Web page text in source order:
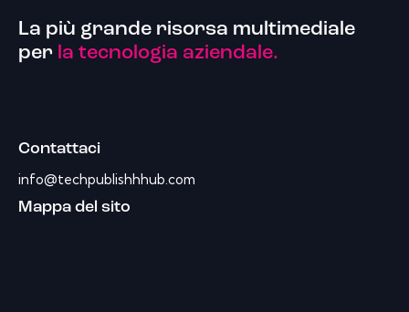
La più grande risorsa multimediale
per la tecnologia aziendale.
Contattaci
info@techpublishhhub.com
Mappa del sito